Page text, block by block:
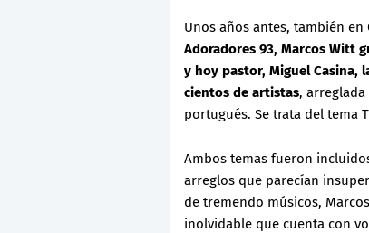
Unos años antes, también
Adoradores 93, Marcos Witt
y hoy pastor, Miguel Casina,
cientos de artistas, arreglada
portugués. Se trata del tema
Ambos temas fueron
arreglos que parecían
de tremendo músicos,
inolvidable que cuenta con